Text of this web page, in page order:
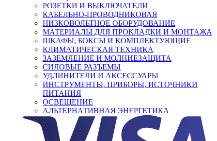
РОЗЕТКИ И ВЫКЛЮЧАТЕЛИ
КАБЕЛЬНО-ПРОВОДНИКОВАЯ
НИЗКОВОЛЬТНОЕ ОБОРУДОВАНИЕ
МАТЕРИАЛЫ ДЛЯ ПРОКЛАДКИ И МОНТАЖА
ШКАФЫ, БОКСЫ И КОМПЛЕКТУЮЩИЕ
КЛИМАТИЧЕСКАЯ ТЕХНИКА
ЗАЗЕМЛЕНИЕ И МОЛНИЕЗАЩИТА
СИЛОВЫЕ РАЗЪЕМЫ
УДЛИНИТЕЛИ И АКСЕССУАРЫ
ИНСТРУМЕНТЫ, ПРИБОРЫ, ИСТОЧНИКИ
ПИТАНИЯ
ОСВЕЩЕНИЕ
АЛЬТЕРНАТИВНАЯ ЭНЕРГЕТИКА